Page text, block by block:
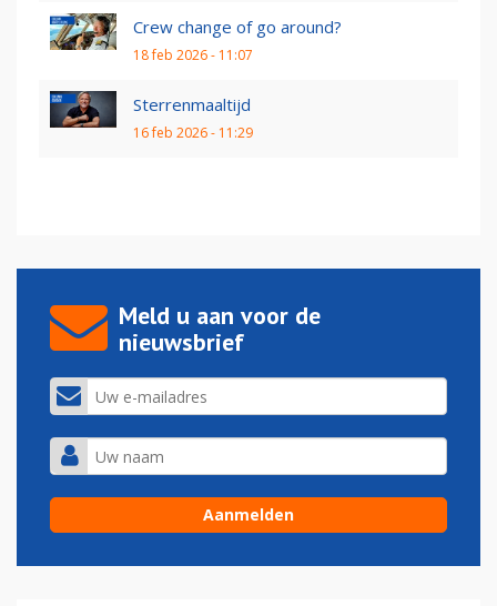
Crew change of go around?
18 feb 2026 - 11:07
Sterrenmaaltijd
16 feb 2026 - 11:29
Meld u aan voor de
nieuwsbrief